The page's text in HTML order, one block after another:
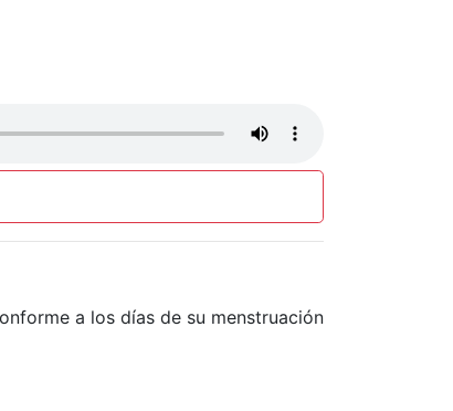
a los días de su menstruación